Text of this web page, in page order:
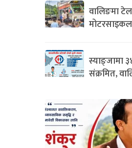
वालिङमा
स्याङ्जामा
संक्रमित,